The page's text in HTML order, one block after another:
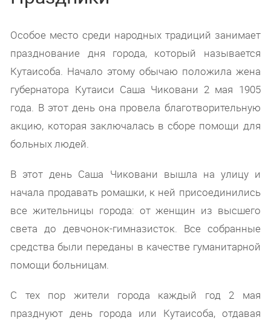
Особое место среди народных традиций занимает
празднование дня города, который называется
Кутаисоба. Начало этому обычаю положила жена
губернатора Кутаиси Саша Чиковани 2 мая 1905
года. В этот день она провела благотворительную
акцию, которая заключалась в сборе помощи для
больных людей.
В этот день Саша Чиковани вышла на улицу и
начала продавать ромашки, к ней присоединились
все жительницы города: от женщин из высшего
света до девчонок-гимназисток. Все собранные
средства были переданы в качестве гуманитарной
помощи больницам.
С тех пор жители города каждый год 2 мая
празднуют день города или Кутаисоба, отдавая